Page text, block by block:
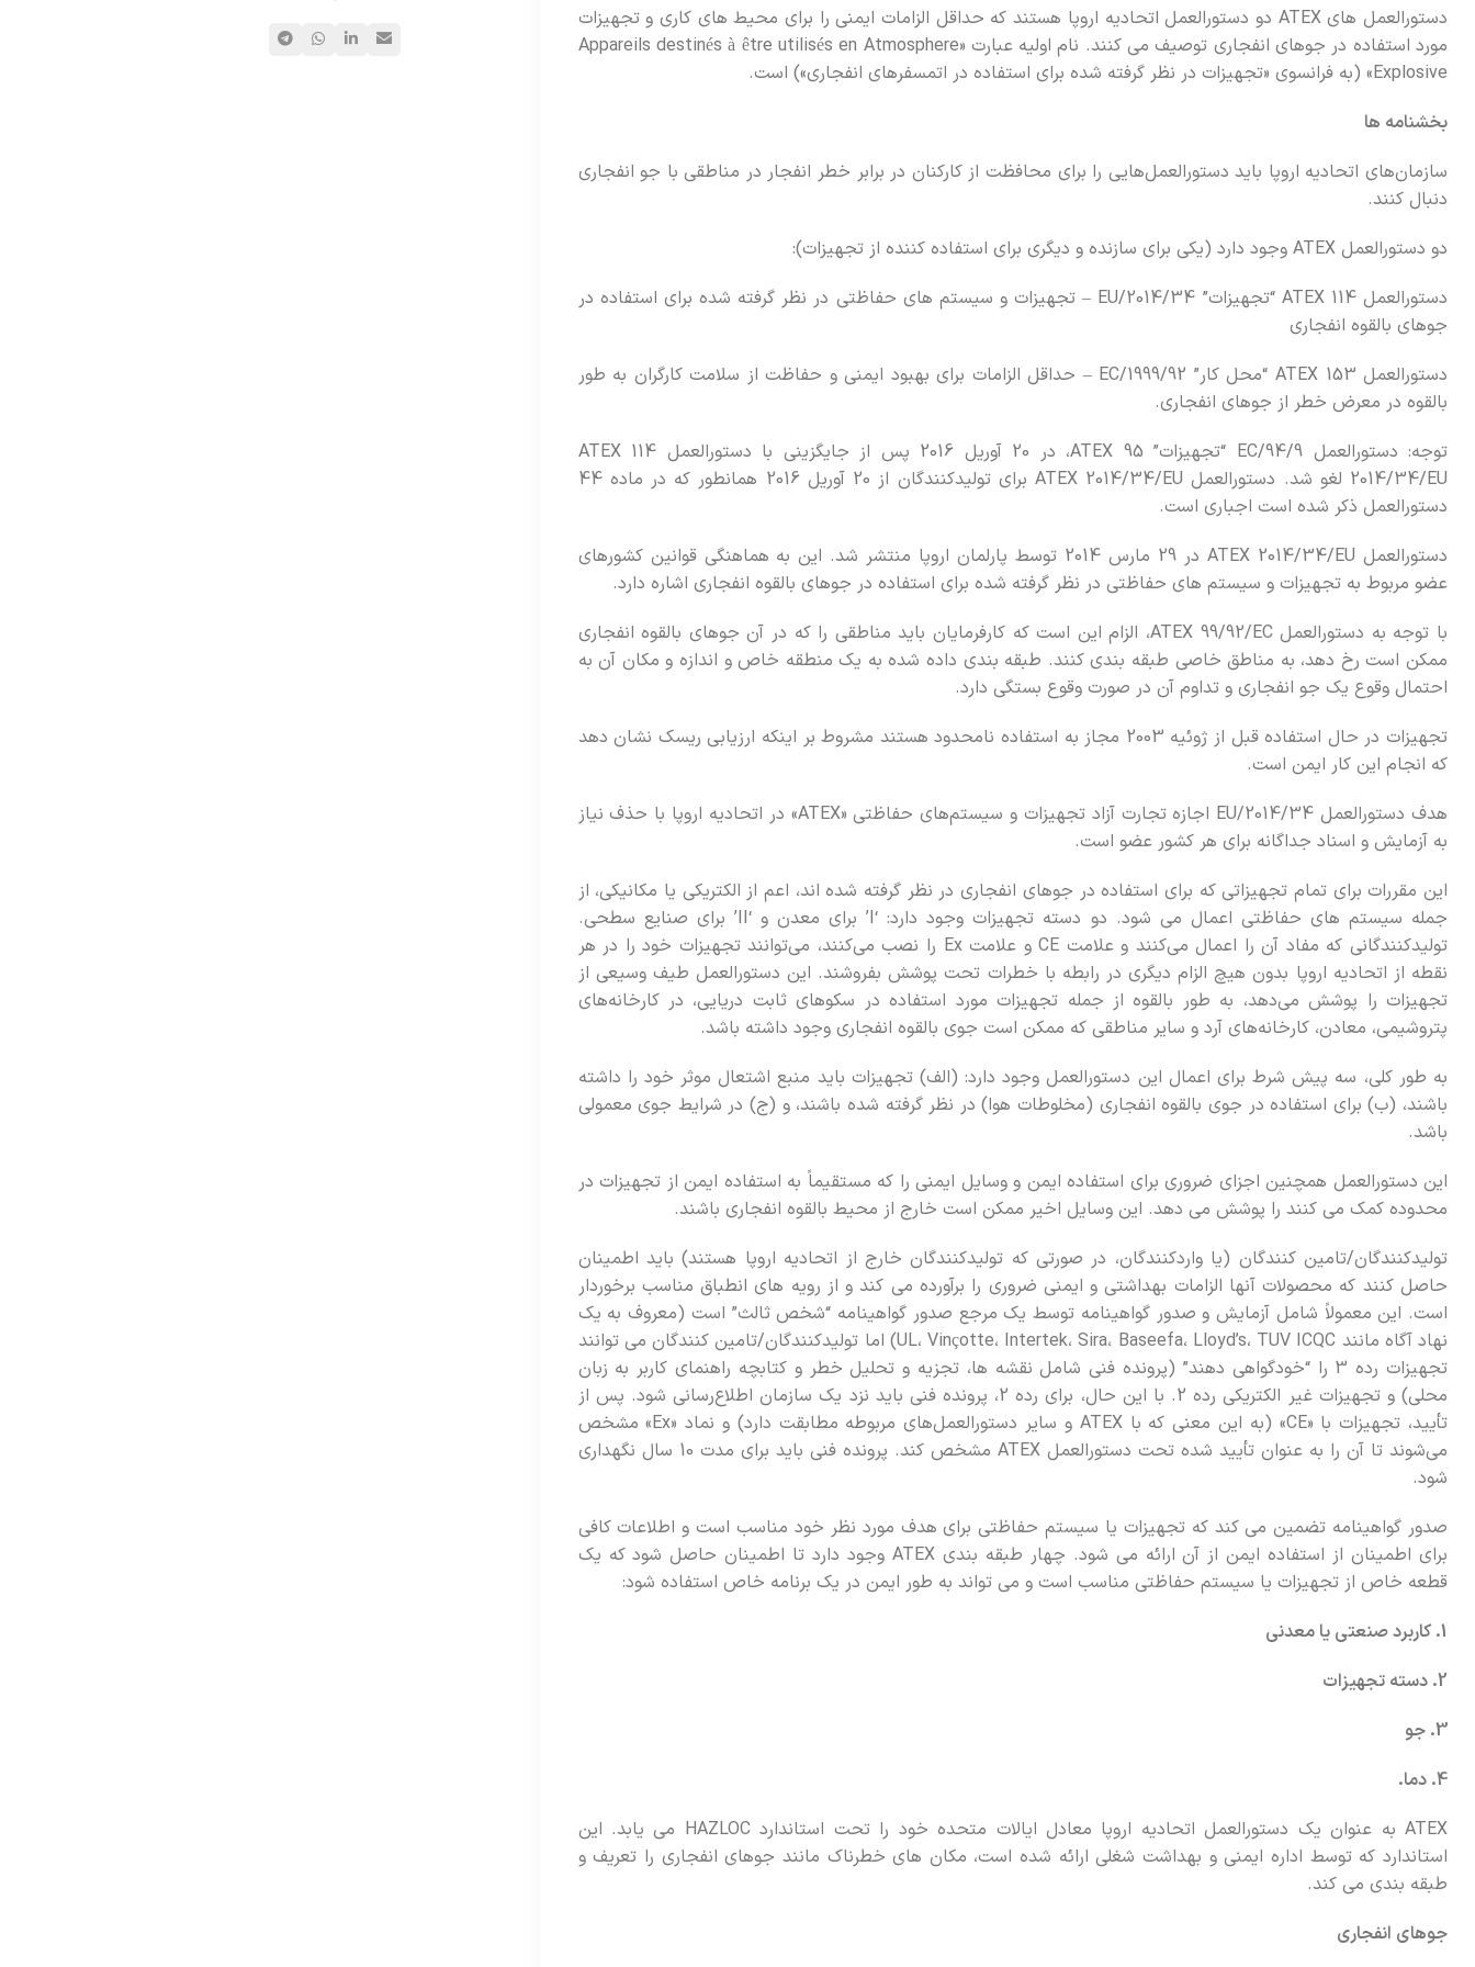
دستورالعمل های ATEX دو دستورالعمل اتحادیه اروپا هستند که حداقل الزامات ایمنی را برای محیط های کاری و تجهیزات
مورد استفاده در جوهای انفجاری توصیف می کنند. نام اولیه عبارت «Appareils destinés à être utilisés en Atmosphere
Explosive» (به فرانسوی «تجهیزات در نظر گرفته شده برای استفاده در اتمسفرهای انفجاری») است.
بخشنامه ها
سازمان‌های اتحادیه اروپا باید دستورالعمل‌هایی را برای محافظت از کارکنان در برابر خطر انفجار در مناطقی با جو انفجاری
دنبال کنند.
دو دستورالعمل ATEX وجود دارد (یکی برای سازنده و دیگری برای استفاده کننده از تجهیزات):
دستورالعمل ATEX 114 “تجهیزات” 2014/34/EU – تجهیزات و سیستم های حفاظتی در نظر گرفته شده برای استفاده در
جوهای بالقوه انفجاری
دستورالعمل ATEX 153 “محل کار” 1999/92/EC – حداقل الزامات برای بهبود ایمنی و حفاظت از سلامت کارگران به طور
بالقوه در معرض خطر از جوهای انفجاری.
توجه: دستورالعمل 94/9/EC “تجهیزات” ATEX 95، در 20 آوریل 2016 پس از جایگزینی با دستورالعمل ATEX 114
2014/34/EU لغو شد. دستورالعمل ATEX 2014/34/EU برای تولیدکنندگان از 20 آوریل 2016 همانطور که در ماده 44
دستورالعمل ذکر شده است اجباری است.
دستورالعمل ATEX 2014/34/EU در 29 مارس 2014 توسط پارلمان اروپا منتشر شد. این به هماهنگی قوانین کشورهای
عضو مربوط به تجهیزات و سیستم های حفاظتی در نظر گرفته شده برای استفاده در جوهای بالقوه انفجاری اشاره دارد.
با توجه به دستورالعمل ATEX 99/92/EC، الزام این است که کارفرمایان باید مناطقی را که در آن جوهای بالقوه انفجاری
ممکن است رخ دهد، به مناطق خاصی طبقه بندی کنند. طبقه بندی داده شده به یک منطقه خاص و اندازه و مکان آن به
احتمال وقوع یک جو انفجاری و تداوم آن در صورت وقوع بستگی دارد.
تجهیزات در حال استفاده قبل از ژوئیه 2003 مجاز به استفاده نامحدود هستند مشروط بر اینکه ارزیابی ریسک نشان دهد
که انجام این کار ایمن است.
هدف دستورالعمل 2014/34/EU اجازه تجارت آزاد تجهیزات و سیستم‌های حفاظتی «ATEX» در اتحادیه اروپا با حذف نیاز
به آزمایش و اسناد جداگانه برای هر کشور عضو است.
این مقررات برای تمام تجهیزاتی که برای استفاده در جوهای انفجاری در نظر گرفته شده اند، اعم از الکتریکی یا مکانیکی، از
جمله سیستم های حفاظتی اعمال می شود. دو دسته تجهیزات وجود دارد: ‘I’ برای معدن و ‘II’ برای صنایع سطحی.
تولیدکنندگانی که مفاد آن را اعمال می‌کنند و علامت CE و علامت Ex را نصب می‌کنند، می‌توانند تجهیزات خود را در هر
نقطه از اتحادیه اروپا بدون هیچ الزام دیگری در رابطه با خطرات تحت پوشش بفروشند. این دستورالعمل طیف وسیعی از
تجهیزات را پوشش می‌دهد، به طور بالقوه از جمله تجهیزات مورد استفاده در سکوهای ثابت دریایی، در کارخانه‌های
پتروشیمی، معادن، کارخانه‌های آرد و سایر مناطقی که ممکن است جوی بالقوه انفجاری وجود داشته باشد.
به طور کلی، سه پیش شرط برای اعمال این دستورالعمل وجود دارد: (الف) تجهیزات باید منبع اشتعال موثر خود را داشته
باشند، (ب) برای استفاده در جوی بالقوه انفجاری (مخلوطات هوا) در نظر گرفته شده باشند، و (ج) در شرایط جوی معمولی
باشد.
این دستورالعمل همچنین اجزای ضروری برای استفاده ایمن و وسایل ایمنی را که مستقیماً به استفاده ایمن از تجهیزات در
محدوده کمک می کنند را پوشش می دهد. این وسایل اخیر ممکن است خارج از محیط بالقوه انفجاری باشند.
تولیدکنندگان/تامین کنندگان (یا واردکنندگان، در صورتی که تولیدکنندگان خارج از اتحادیه اروپا هستند) باید اطمینان
حاصل کنند که محصولات آنها الزامات بهداشتی و ایمنی ضروری را برآورده می کند و از رویه های انطباق مناسب برخوردار
است. این معمولاً شامل آزمایش و صدور گواهینامه توسط یک مرجع صدور گواهینامه “شخص ثالث” است (معروف به یک
نهاد آگاه مانند UL، Vinçotte، Intertek، Sira، Baseefa، Lloyd’s، TUV ICQC) اما تولیدکنندگان/تامین کنندگان می توانند
تجهیزات رده 3 را “خودگواهی دهند” (پرونده فنی شامل نقشه ها، تجزیه و تحلیل خطر و کتابچه راهنمای کاربر به زبان
محلی) و تجهیزات غیر الکتریکی رده 2. با این حال، برای رده 2، پرونده فنی باید نزد یک سازمان اطلاع‌رسانی شود. پس از
تأیید، تجهیزات با «CE» (به این معنی که با ATEX و سایر دستورالعمل‌های مربوطه مطابقت دارد) و نماد «Ex» مشخص
می‌شوند تا آن را به عنوان تأیید شده تحت دستورالعمل ATEX مشخص کند. پرونده فنی باید برای مدت 10 سال نگهداری
شود.
صدور گواهینامه تضمین می کند که تجهیزات یا سیستم حفاظتی برای هدف مورد نظر خود مناسب است و اطلاعات کافی
برای اطمینان از استفاده ایمن از آن ارائه می شود. چهار طبقه بندی ATEX وجود دارد تا اطمینان حاصل شود که یک
قطعه خاص از تجهیزات یا سیستم حفاظتی مناسب است و می تواند به طور ایمن در یک برنامه خاص استفاده شود:
1. کاربرد صنعتی یا معدنی
2. دسته تجهیزات
3. جو
4. دما.
ATEX به عنوان یک دستورالعمل اتحادیه اروپا معادل ایالات متحده خود را تحت استاندارد HAZLOC می یابد. این
استاندارد که توسط اداره ایمنی و بهداشت شغلی ارائه شده است، مکان های خطرناک مانند جوهای انفجاری را تعریف و
طبقه بندی می کند.
جوهای انفجاری